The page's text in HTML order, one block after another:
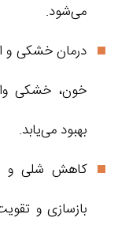
می‌شود.
درمان خشکی و
خون، خشکی
بهبود می‌یابد.
کاهش شلی و
بازسازی و